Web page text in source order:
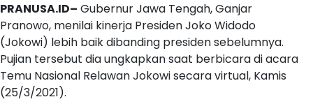
PRANUSA.ID– Gubernur Jawa Tengah, Ganjar
Pranowo, menilai kinerja Presiden Joko Widodo
(Jokowi) lebih baik dibanding presiden sebelumnya.
Pujian tersebut dia ungkapkan saat berbicara di acara
Temu Nasional Relawan Jokowi secara virtual, Kamis
(25/3/2021).